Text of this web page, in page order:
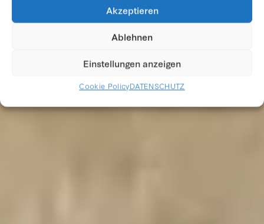
Akzeptieren
Ablehnen
Einstellungen anzeigen
Cookie PolicyDATENSCHUTZ
GÜNTER BRUS